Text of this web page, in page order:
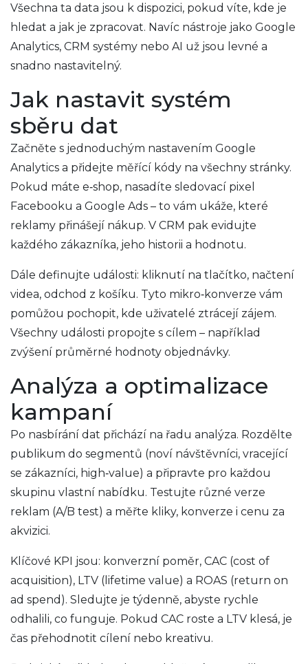
Všechna ta data jsou k dispozici, pokud víte, kde je
hledat a jak je zpracovat. Navíc nástroje jako Google
Analytics, CRM systémy nebo AI už jsou levné a
snadno nastavitelný.
Jak nastavit systém
sběru dat
Začněte s jednoduchým nastavením Google
Analytics a přidejte měřící kódy na všechny stránky.
Pokud máte e‑shop, nasadíte sledovací pixel
Facebooku a Google Ads – to vám ukáže, které
reklamy přinášejí nákup. V CRM pak evidujte
každého zákazníka, jeho historii a hodnotu.
Dále definujte události: kliknutí na tlačítko, načtení
videa, odchod z košíku. Tyto mikro‑konverze vám
pomůžou pochopit, kde uživatelé ztrácejí zájem.
Všechny události propojte s cílem – například
zvýšení průměrné hodnoty objednávky.
Analýza a optimalizace
kampaní
Po nasbírání dat přichází na řadu analýza. Rozdělte
publikum do segmentů (noví návštěvníci, vracející
se zákazníci, high‑value) a připravte pro každou
skupinu vlastní nabídku. Testujte různé verze
reklam (A/B test) a měřte kliky, konverze i cenu za
akvizici.
Klíčové KPI jsou: konverzní poměr, CAC (cost of
acquisition), LTV (lifetime value) a ROAS (return on
ad spend). Sledujte je týdenně, abyste rychle
odhalili, co funguje. Pokud CAC roste a LTV klesá, je
čas přehodnotit cílení nebo kreativu.